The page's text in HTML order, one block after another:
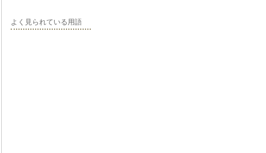
よく見られている用語